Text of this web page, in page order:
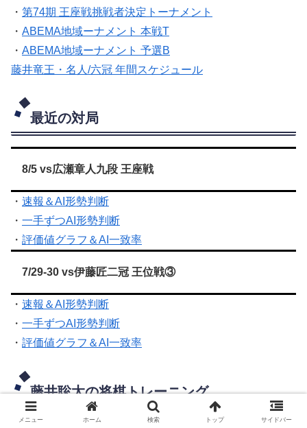
・ 第74期 王座戦挑戦者決定トーナメント
・ ABEMA地域ーナメント 本戦T
・ ABEMA地域ーナメント 予選B
藤井竜王・名人/六冠 年間スケジュール
最近の対局
8/5 vs広瀬章人九段 王座戦
・ 速報＆AI形勢判断
・ 一手ずつAI形勢判断
・ 評価値グラフ＆AI一致率
7/29-30 vs伊藤匠二冠 王位戦③
・ 速報＆AI形勢判断
・ 一手ずつAI形勢判断
・ 評価値グラフ＆AI一致率
藤井聡太の将棋トレーニング
メニュー ホーム 検索 トップ サイドバー